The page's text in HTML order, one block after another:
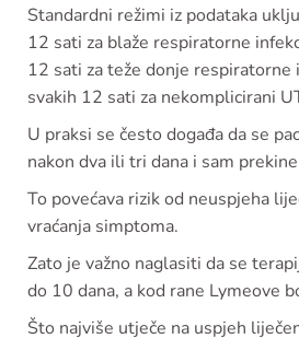
Standardni režimi iz podataka
12 sati za blaže respiratorne
12 sati za teže donje
svakih 12 sati za nekomplicirani
U praksi se često događa da se
nakon dva ili tri dana i sam
To povećava rizik od neuspjeha
vraćanja simptoma.
Zato je važno naglasiti da se
do 10 dana, a kod rane Lymeove
Što najviše utječe na uspjeh